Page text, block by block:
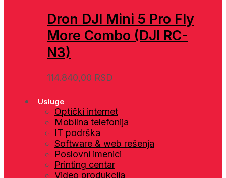
Dron DJI Mini 5 Pro Fly
More Combo (DJI RC-
N3)
114.840,00 RSD
Usluge
Optički internet
Mobilna telefonija
IT podrška
Software & web rešenja
Poslovni imenici
Printing centar
Video produkcija